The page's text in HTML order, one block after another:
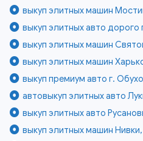
выкуп элитных машин
выкуп элитных авто дорого
выкуп элитных машин
выкуп элитных машин
выкуп премиум авто г.
автовыкуп элитных авто
выкуп элитных авто
выкуп элитных машин